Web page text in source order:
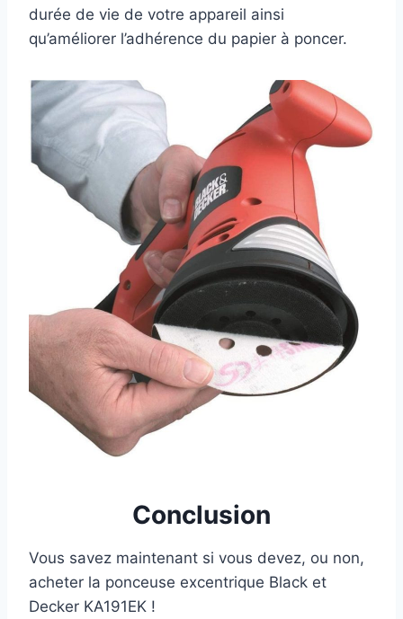
durée de vie de votre appareil ainsi
qu’améliorer l’adhérence du papier à poncer.
Conclusion
Vous savez maintenant si vous devez, ou non,
acheter la ponceuse excentrique Black et
Decker KA191EK !